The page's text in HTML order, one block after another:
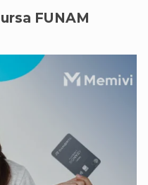
FUNAM